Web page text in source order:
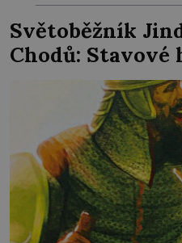
chlapečka s modrou
draly blonďaté vlásky.
dávných lidí nesmírně
přičítají odborníci
podmínkám. Sucho,
extrémně […]
Světoběžník
Chodů: Stavové